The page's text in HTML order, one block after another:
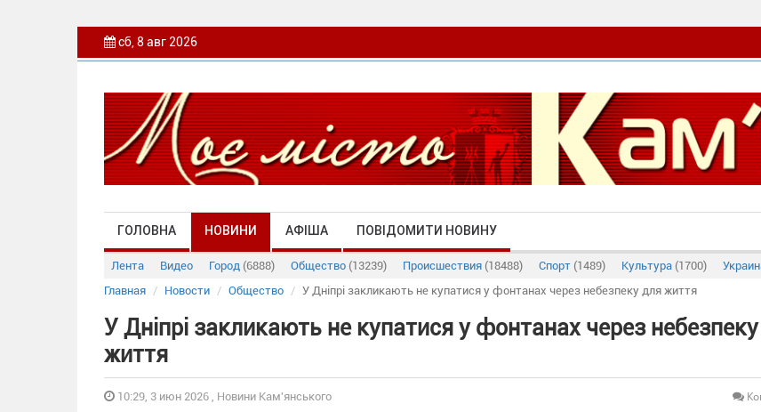
сб, 8 авг 2026
ГОЛОВНА НОВИНИ АФІША ПОВІДОМИТИ НОВИНУ
Лента Видео Город (6888) Общество (13239) Происшествия (18488) Спорт (1489) Культура (1700)
Главная
Новости Общество У Дніпрі закликають не купатися у фонтанах через небезпеку для життя
У Дніпрі закликають не купатися у фонтанах через
життя
10:29, 3 июн 2026 , Новини Кам'янського